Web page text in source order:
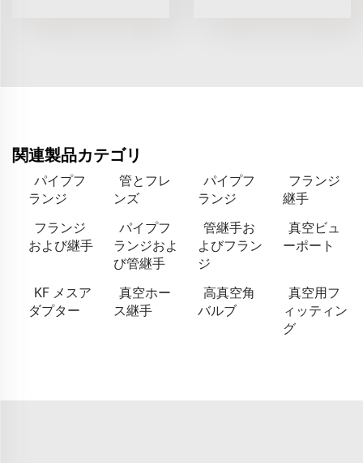
関連製品カテゴリ
パイプフ
ランジ
管とフレ
ンズ
パイプフ
ランジ
フランジ
継手
フランジ
および継手
パイプフ
ランジおよ
び管継手
管継手お
よびフラン
ジ
真空ビュ
ーポート
KF メスア
ダプター
真空ホー
ス継手
高真空角
バルブ
真空用フ
ィッティン
グ